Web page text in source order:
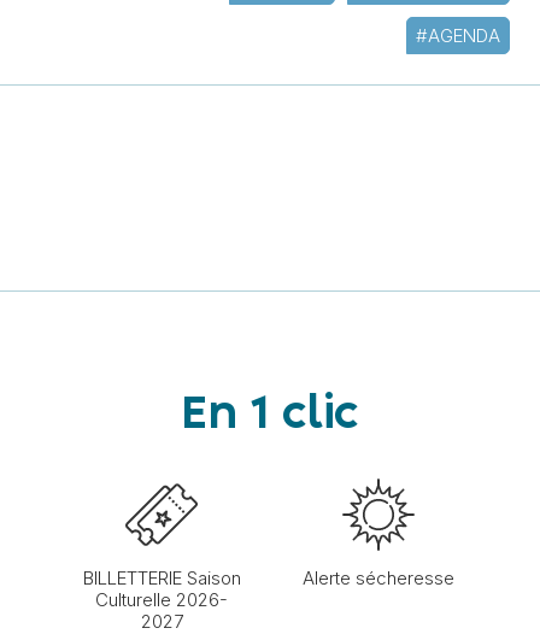
#AGENDA
En 1 clic
BILLETTERIE Saison
Culturelle 2026-
2027
Alerte sécheresse